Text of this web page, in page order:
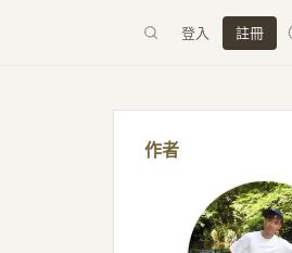
登入 註冊
作者